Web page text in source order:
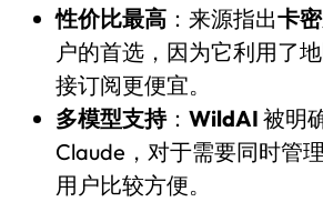
性价比最高：来源指出卡
户的首选，因为它利用了
接订阅更便宜。
多模型支持： WildAI 被明
Claude，对于需要同时管
用户比较方便。